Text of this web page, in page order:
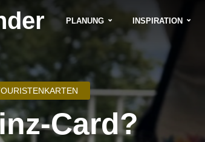
PLANUNG INSPIRATION
Card?